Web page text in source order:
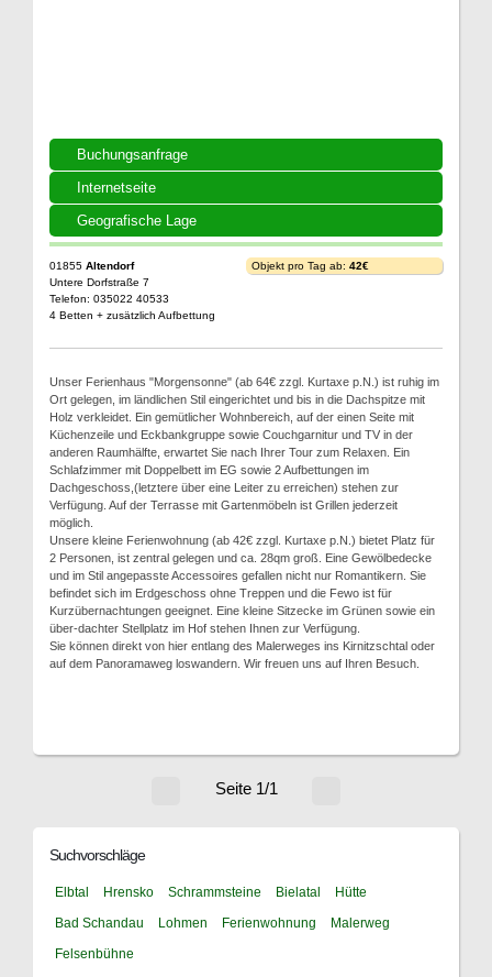
Buchungsanfrage
Internetseite
Geografische Lage
01855 Altendorf
Untere Dorfstraße 7
Telefon: 035022 40533
4 Betten + zusätzlich Aufbettung
Objekt pro Tag ab: 42€
Unser Ferienhaus "Morgensonne" (ab 64€ zzgl. Kurtaxe p.N.) ist ruhig im
Ort gelegen, im ländlichen Stil eingerichtet und bis in die Dachspitze mit
Holz verkleidet. Ein gemütlicher Wohnbereich, auf der einen Seite mit
Küchenzeile und Eckbankgruppe sowie Couchgarnitur und TV in der
anderen Raumhälfte, erwartet Sie nach Ihrer Tour zum Relaxen. Ein
Schlafzimmer mit Doppelbett im EG sowie 2 Aufbettungen im
Dachgeschoss,(letztere über eine Leiter zu erreichen) stehen zur
Verfügung. Auf der Terrasse mit Gartenmöbeln ist Grillen jederzeit
möglich.
Unsere kleine Ferienwohnung (ab 42€ zzgl. Kurtaxe p.N.) bietet Platz für
2 Personen, ist zentral gelegen und ca. 28qm groß. Eine Gewölbedecke
und im Stil angepasste Accessoires gefallen nicht nur Romantikern. Sie
befindet sich im Erdgeschoss ohne Treppen und die Fewo ist für
Kurzübernachtungen geeignet. Eine kleine Sitzecke im Grünen sowie ein
über-dachter Stellplatz im Hof stehen Ihnen zur Verfügung.
Sie können direkt von hier entlang des Malerweges ins Kirnitzschtal oder
auf dem Panoramaweg loswandern. Wir freuen uns auf Ihren Besuch.
Seite 1/1
Suchvorschläge
Elbtal Hrensko Schrammsteine Bielatal
Hütte
Bad Schandau
Lohmen Ferienwohnung
Malerweg
Felsenbühne